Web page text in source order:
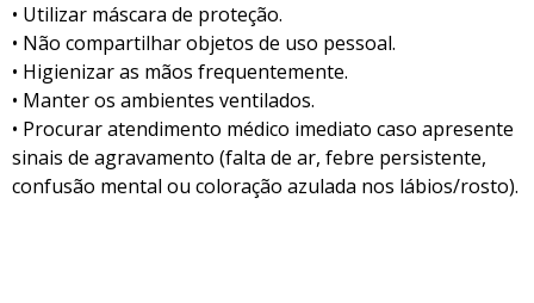
• Utilizar máscara de proteção.
• Não compartilhar objetos de uso pessoal.
• Higienizar as mãos frequentemente.
• Manter os ambientes ventilados.
• Procurar atendimento médico imediato caso apresente
sinais de agravamento (falta de ar, febre persistente,
confusão mental ou coloração azulada nos lábios/rosto).